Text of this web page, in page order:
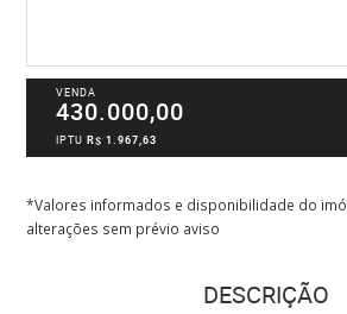
VENDA
430.000,00
IPTUR$ 1.967,63
*Valores informados e disponibilidade do
alterações sem prévio aviso
DESCRIÇÃO